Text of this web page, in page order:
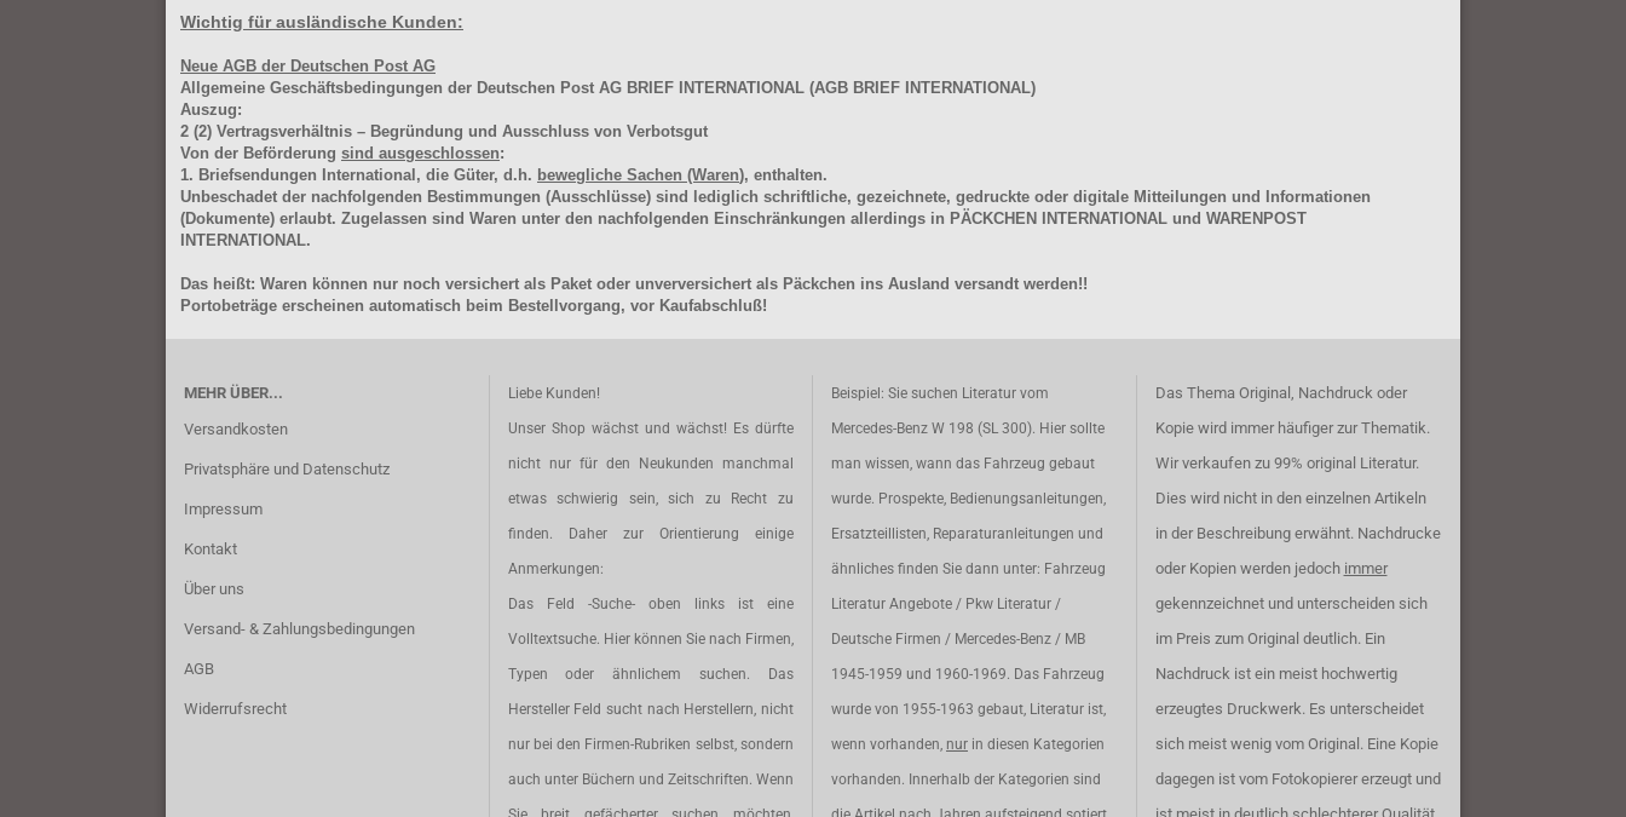
Wichtig für ausländische Kunden:
Neue AGB der Deutschen Post AG
Allgemeine Geschäftsbedingungen der Deutschen Post AG BRIEF INTERNATIONAL (AGB BRIEF INTERNATIONAL)
Auszug:
2 (2) Vertragsverhältnis – Begründung und Ausschluss von Verbotsgut
Von der Beförderung sind ausgeschlossen:
1. Briefsendungen International, die Güter, d.h. bewegliche Sachen (Waren), enthalten.
Unbeschadet der nachfolgenden Bestimmungen (Ausschlüsse) sind lediglich schriftliche, gezeichnete, gedruckte oder digitale Mitteilungen und Informationen
(Dokumente) erlaubt. Zugelassen sind Waren unter den nachfolgenden Einschränkungen allerdings in PÄCKCHEN INTERNATIONAL und WARENPOST
INTERNATIONAL.
Das heißt: Waren können nur noch versichert als Paket oder unverversichert als Päckchen ins Ausland versandt werden!!
Portobeträge erscheinen automatisch beim Bestellvorgang, vor Kaufabschluß!
MEHR ÜBER...
Versandkosten
Privatsphäre und Datenschutz
Impressum
Kontakt
Über uns
Versand- & Zahlungsbedingungen
AGB
Widerrufsrecht
Liebe Kunden!
Unser Shop wächst und wächst! Es dürfte
nicht nur für den Neukunden manchmal
etwas schwierig sein, sich zu Recht zu
finden. Daher zur Orientierung einige
Anmerkungen:
Das Feld -Suche- oben links ist eine
Volltextsuche. Hier können Sie nach Firmen,
Typen oder ähnlichem suchen. Das
Hersteller Feld sucht nach Herstellern, nicht
nur bei den Firmen-Rubriken selbst, sondern
auch unter Büchern und Zeitschriften. Wenn
Beispiel: Sie suchen Literatur vom
Mercedes-Benz W 198 (SL 300). Hier sollte
man wissen, wann das Fahrzeug gebaut
wurde. Prospekte, Bedienungsanleitungen,
Ersatzteillisten, Reparaturanleitungen und
ähnliches finden Sie dann unter: Fahrzeug
Literatur Angebote / Pkw Literatur /
Deutsche Firmen / Mercedes-Benz / MB
1945-1959 und 1960-1969. Das Fahrzeug
wurde von 1955-1963 gebaut, Literatur ist,
wenn vorhanden, nur in diesen Kategorien
vorhanden. Innerhalb der Kategorien sind
Das Thema Original, Nachdruck oder
Kopie wird immer häufiger zur Thematik.
Wir verkaufen zu 99% original Literatur.
Dies wird nicht in den einzelnen Artikeln
in der Beschreibung erwähnt. Nachdrucke
oder Kopien werden jedoch immer
gekennzeichnet und unterscheiden sich
im Preis zum Original deutlich. Ein
Nachdruck ist ein meist hochwertig
erzeugtes Druckwerk. Es unterscheidet
sich meist wenig vom Original. Eine Kopie
dagegen ist vom Fotokopierer erzeugt und